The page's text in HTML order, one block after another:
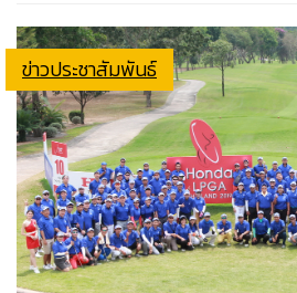
ข่าวประชาสัมพันธ์